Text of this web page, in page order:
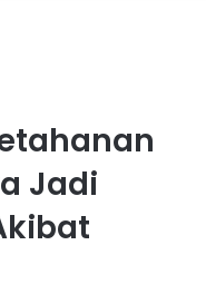
Jadi